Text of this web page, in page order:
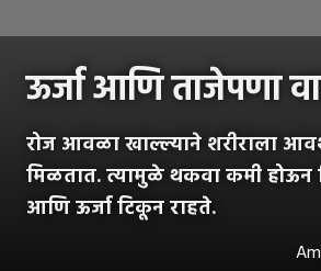
ऊर्जा आणि ताजेपणा
रोज आवळा खाल्ल्याने शरीराला
मिळतात. त्यामुळे थकवा कमी होऊन
आणि ऊर्जा टिकून राहते.